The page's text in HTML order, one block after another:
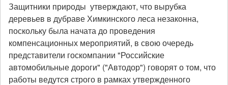
Защитники природы утверждают, что вырубка
деревьев в дубраве Химкинского леса незаконна,
поскольку была начата до проведения
компенсационных мероприятий, в свою очередь
представители госкомпании "Российские
автомобильные дороги" ("Автодор") говорят о том, что
работы ведутся строго в рамках утвержденного